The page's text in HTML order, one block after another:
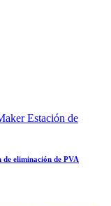
eliminación de PVA